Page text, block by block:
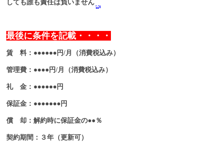
しても誰も責任は負いません
最後に条件を記載・・・・
賃 料：●●●●●●円/月（消費税込み）
管理費：●●●●円/月（消費税込み）
礼 金：●●●●●●円
保証金：●●●●●●●円
償 却：解約時に保証金の●●％
契約期間：３年（更新可）